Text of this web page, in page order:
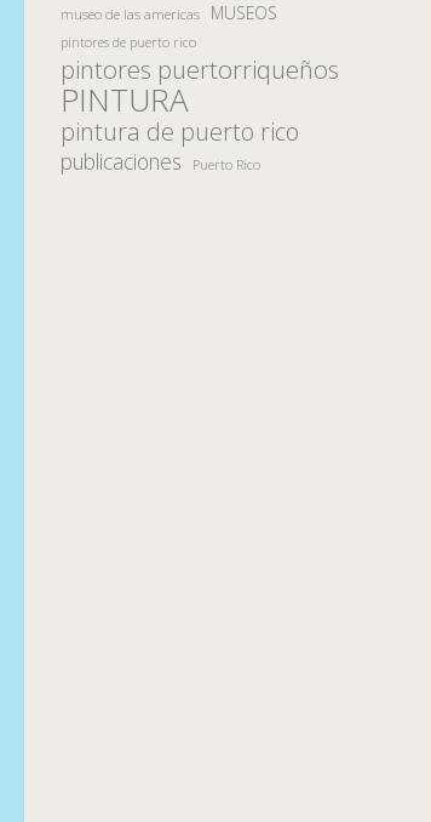
museo de las americas MUSEOS
pintores de puerto rico
pintores puertorriqueños
PINTURA
pintura de puerto rico
publicaciones Puerto Rico